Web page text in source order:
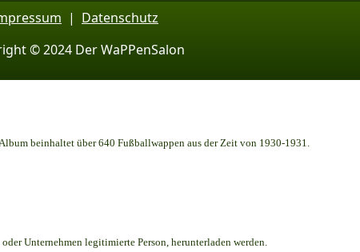
| Datenschutz
© 2024 Der WaPPenSalon
beinhaltet über 640 Fußballwappen aus der Zeit von 1930-1931.
Unternehmen legitimierte Person, herunterladen werden.